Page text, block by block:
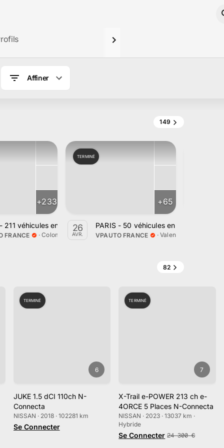
Affiner
149
juillet
+233
211 véhicules en vente par VPauto
FRANCE ·Colombier-Saugnieu, Auvergne-Rhône-Alpes
TERMINÉ
+65
26
AVR.
PARIS - 50 véhicules en vente le
VPAUTO FRANCE ·Valenton, Île-de-
82
6
TERMINÉ
JUKE 1.5 dCI 110ch N-
Connecta
NISSAN · 2018 · 102281 km
Se Connecter
7
TERMINÉ
X-Trail e-POWER 213 ch e-
4ORCE 5 Places N-Connecta
NISSAN · 2023 · 13037 km ·
Hybride
Se Connecter 24 300 €